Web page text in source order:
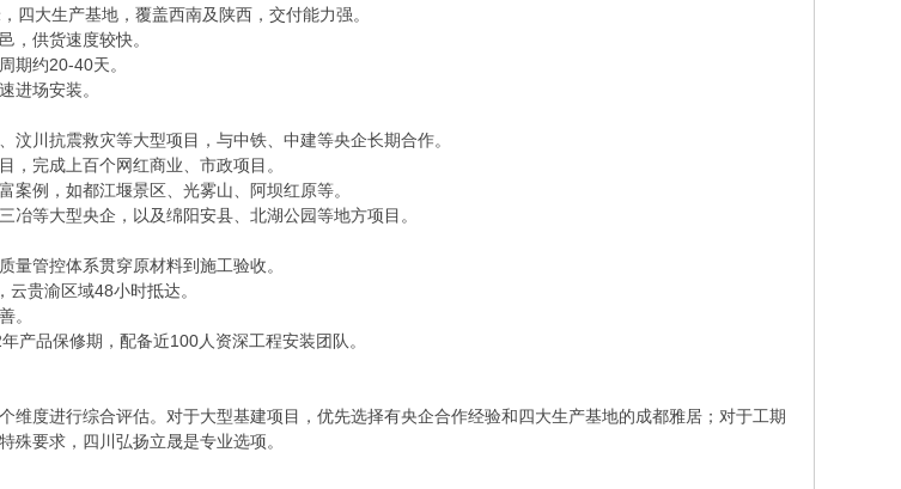
四大生产基地，覆盖西南及陕西，交付能力强。
，供货速度较快。
期约20-40天。
进场安装。
汶川抗震救灾等大型项目，与中铁、中建等央企长期合作。
，完成上百个网红商业、市政项目。
案例，如都江堰景区、光雾山、阿坝红原等。
等大型央企，以及绵阳安县、北湖公园等地方项目。
量管控体系贯穿原材料到施工验收。
贵渝区域48小时抵达。
。
产品保修期，配备近100人资深工程安装团队。
维度进行综合评估。对于大型基建项目，优先选择有央企合作经验和四大生产基地的成都雅居；对于工期
殊要求，四川弘扬立晟是专业选项。